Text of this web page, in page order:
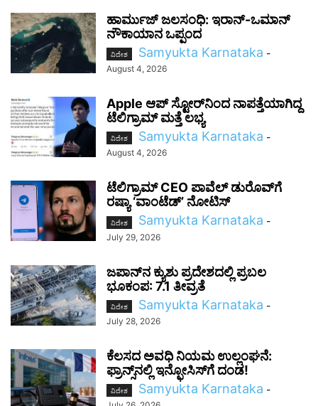
ಹಾರ್ಮುಜ್ ಜಲಸಂಧಿ: ಇರಾನ್-ಒಮಾನ್
ನೌಕಾಯಾನ ಒಪ್ಪಂದ
ವಿದೇಶ Samyukta Karnataka -
August 4, 2026
Apple ಆಪ್ ಸ್ಟೋರ್‌ನಿಂದ ನಾಪತ್ತೆಯಾಗಿದ್ದ
ಟೆಲಿಗ್ರಾಮ್ ಮತ್ತೆ ಲಭ್ಯ
ವಿದೇಶ Samyukta Karnataka -
August 4, 2026
ಟೆಲಿಗ್ರಾಮ್ CEO ಪಾವೆಲ್ ಡುರೊವ್‌ಗೆ
ರಷ್ಯಾ ‘ವಾಂಟೆಡ್’ ನೋಟಿಸ್
ವಿದೇಶ Samyukta Karnataka -
July 29, 2026
ಜಪಾನ್‌ನ ಕ್ಯುಶು ಪ್ರದೇಶದಲ್ಲಿ ಪ್ರಬಲ
ಭೂಕಂಪ: 7.1 ತೀವ್ರತೆ
ವಿದೇಶ Samyukta Karnataka -
July 28, 2026
ಕೆಲಸದ ಅವಧಿ ನಿಯಮ ಉಲ್ಲಂಘನೆ:
ಫ್ರಾನ್ಸ್‌ನಲ್ಲಿ ಇನ್ಫೋಸಿಸ್‌ಗೆ ದಂಡ!
ವಿದೇಶ Samyukta Karnataka -